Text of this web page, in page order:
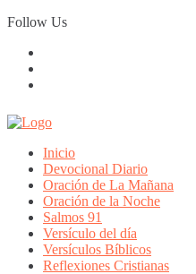
Skip
to
Follow Us
Inicio
Devocional Diario
Oración de La Mañana
Oración de la Noche
Salmos 91
Versículo del día
Versículos Bíblicos
Reflexiones Cristianas